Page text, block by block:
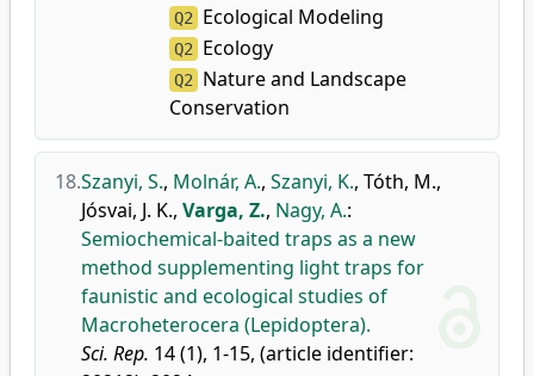
Q2 Ecological Modeling
Q2 Ecology
Q2
Nature and Landscape
Conservation
18.Szanyi, S., Molnár, A., Szanyi, K., Tóth, M.,
Jósvai, J. K., Varga, Z., Nagy, A.:
Semiochemical-baited traps as a new
method supplementing light traps for
faunistic and ecological studies of
Macroheterocera (Lepidoptera).
Sci. Rep. 14 (1), 1-15, (article identifier: